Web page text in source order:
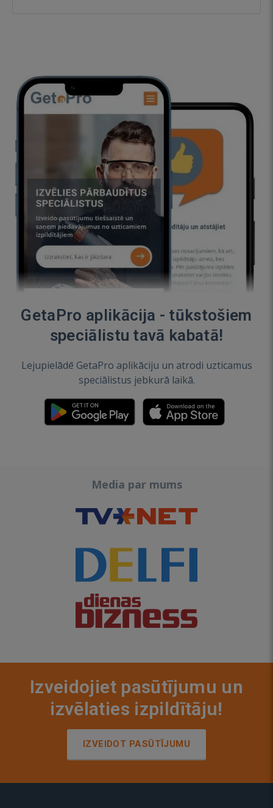
GetaPro aplikācija - tūkstošiem
speciālistu tavā kabatā!
Lejupielādē GetaPro aplikāciju un atrodi uzticamus
speciālistus jebkurā laikā.
Media par mums
Izveidojiet pasūtījumu un
izvēlaties izpildītāju!
IZVEIDOT PASŪTĪJUMU